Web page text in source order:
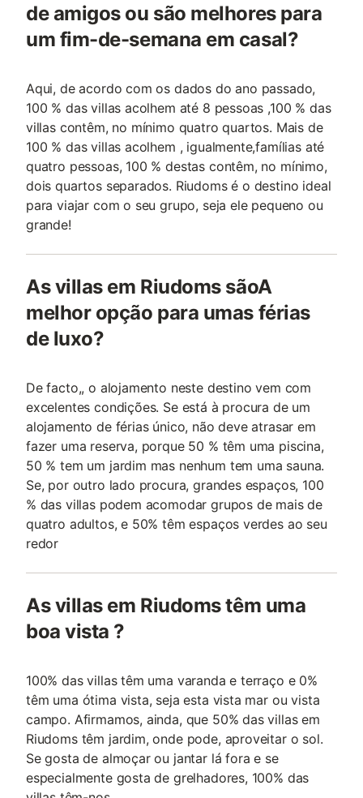
de amigos ou são melhores para
um fim-de-semana em casal?
Aqui, de acordo com os dados do ano passado,
100 % das villas acolhem até 8 pessoas ,100 % das
villas contêm, no mínimo quatro quartos. Mais de
100 % das villas acolhem , igualmente,famílias até
quatro pessoas, 100 % destas contêm, no mínimo,
dois quartos separados. Riudoms é o destino ideal
para viajar com o seu grupo, seja ele pequeno ou
grande!
As villas em Riudoms sãoA
melhor opção para umas férias
de luxo?
De facto,, o alojamento neste destino vem com
excelentes condições. Se está à procura de um
alojamento de férias único, não deve atrasar em
fazer uma reserva, porque 50 % têm uma piscina,
50 % tem um jardim mas nenhum tem uma sauna.
Se, por outro lado procura, grandes espaços, 100
% das villas podem acomodar grupos de mais de
quatro adultos, e 50% têm espaços verdes ao seu
redor
As villas em Riudoms têm uma
boa vista ?
100% das villas têm uma varanda e terraço e 0%
têm uma ótima vista, seja esta vista mar ou vista
campo. Afirmamos, ainda, que 50% das villas em
Riudoms têm jardim, onde pode, aproveitar o sol.
Se gosta de almoçar ou jantar lá fora e se
especialmente gosta de grelhadores, 100% das